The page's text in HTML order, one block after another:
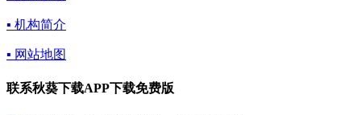
▪ 机构简介
▪ 网站地图
联系秋葵下载APP下载免费版